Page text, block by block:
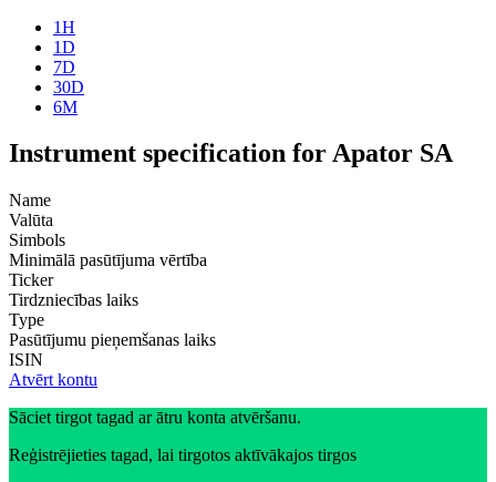
1H
1D
7D
30D
6M
Instrument specification for Apator SA
Name
Valūta
Simbols
Minimālā pasūtījuma vērtība
Ticker
Tirdzniecības laiks
Type
Pasūtījumu pieņemšanas laiks
ISIN
Atvērt kontu
Sāciet tirgot tagad ar ātru konta atvēršanu.
Reģistrējieties tagad, lai tirgotos aktīvākajos tirgos